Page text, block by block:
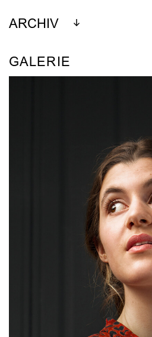
ARCHIV
GALERIE